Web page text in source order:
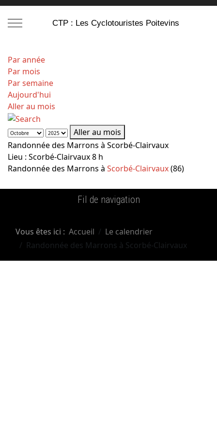
Mobile Menu ToggleCTP : Les Cyclotouristes Poitevins
Par année
Par mois
Par semaine
Aujourd'hui
Aller au mois
Aller au mois
Randonnée des Marrons à Scorbé-Clairvaux
Lieu :Scorbé-Clairvaux 8 h
Randonnée des Marrons àScorbé-Clairvaux(86)
Fil de navigation
Vous êtes ici :Accueil
Le calendrier
Randonnée des Marrons à Scorbé-Clairvaux